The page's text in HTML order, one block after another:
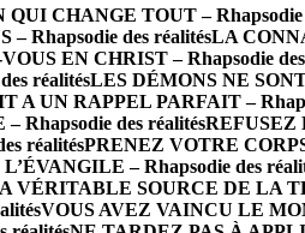
CHANGE TOUT – Rhapsodie
Rhapsodie des réalitésLA
EN CHRIST – Rhapsodie
réalitésLES DÉMONS NE
A UN RAPPEL PARFAIT –
Rhapsodie des réalitésREFUSEZ
réalitésPRENEZ VOTRE
– Rhapsodie des
VÉRITABLE SOURCE DE LA
VOUS AVEZ VAINCU LE